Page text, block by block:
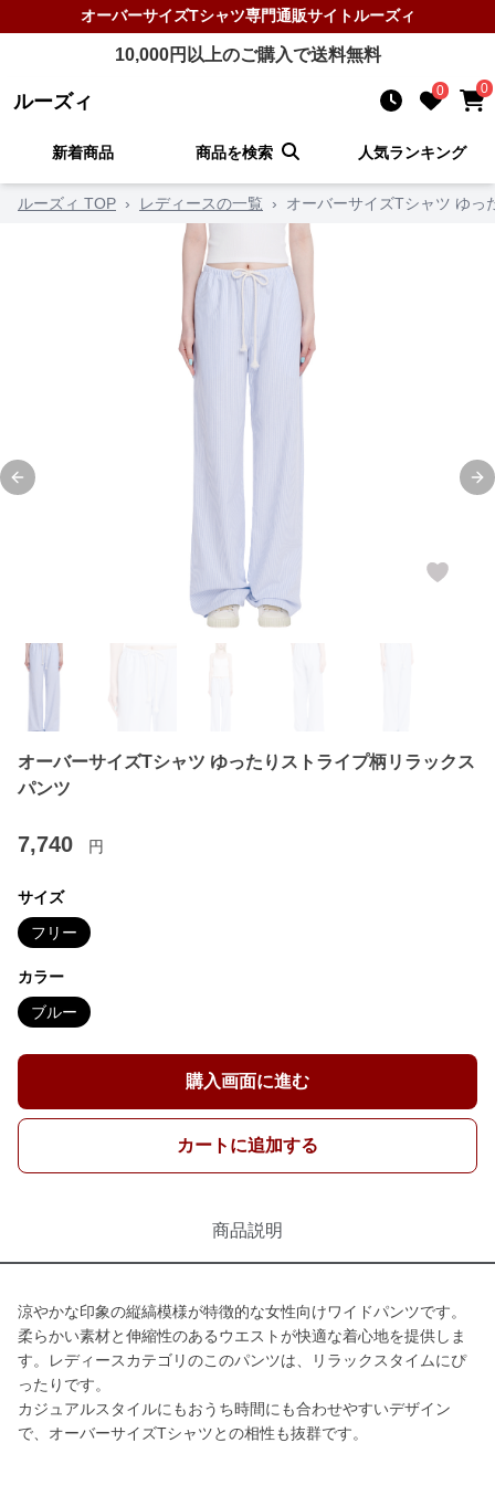
オーバーサイズTシャツ専門通販サイトルーズィ
10,000円以上のご購入で送料無料
ルーズィ 0 0
新着商品 商品を検索 人気ランキング
ルーズィ TOP › レディースの一覧 › オーバーサイズTシャツ ゆっ
Previous slide
オーバーサイズTシャツ ゆったりストライプ柄リラックス
パンツ
7,740 円
サイズ
フリー
カラー
ブルー
購入画面に進む
カートに追加する
商品説明
涼やかな印象の縦縞模様が特徴的な女性向けワイドパンツです。
柔らかい素材と伸縮性のあるウエストが快適な着心地を提供しま
す。レディースカテゴリのこのパンツは、リラックスタイムにぴ
ったりです。
カジュアルスタイルにもおうち時間にも合わせやすいデザイン
で、オーバーサイズTシャツとの相性も抜群です。